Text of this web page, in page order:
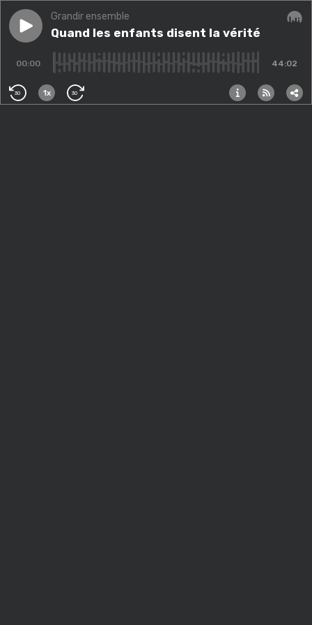
Play episodeQuand les enfants disent la vérité
Grandir ensemble
Quand les enfants disent la vérité
00:00 44:02
30 1x 30